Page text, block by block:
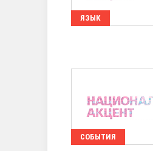
ЯЗЫК
СОБЫТИЯ